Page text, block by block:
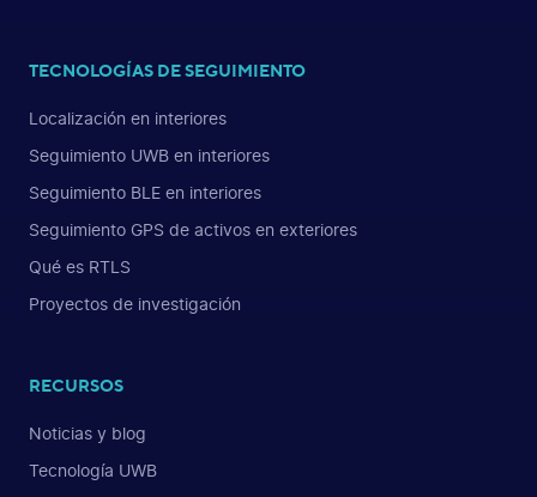
TECNOLOGÍAS DE SEGUIMIENTO
Localización en interiores
Seguimiento UWB en interiores
Seguimiento BLE en interiores
Seguimiento GPS de activos en exteriores
Qué es RTLS
Proyectos de investigación
RECURSOS
Noticias y blog
Tecnología UWB